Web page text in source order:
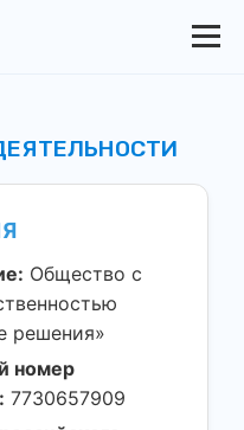
Общество с
решения»
номер
7730657909